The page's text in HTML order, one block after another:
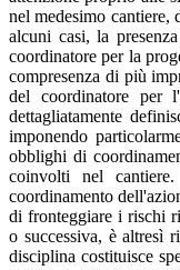
nel medesimo cantiere,
alcuni casi, la
coordinatore per la
compresenza di più
del coordinatore per
dettagliatamente
imponendo
obblighi di
coinvolti nel
coordinamento
di fronteggiare i rischi
o successiva, è altresì
disciplina costituisce